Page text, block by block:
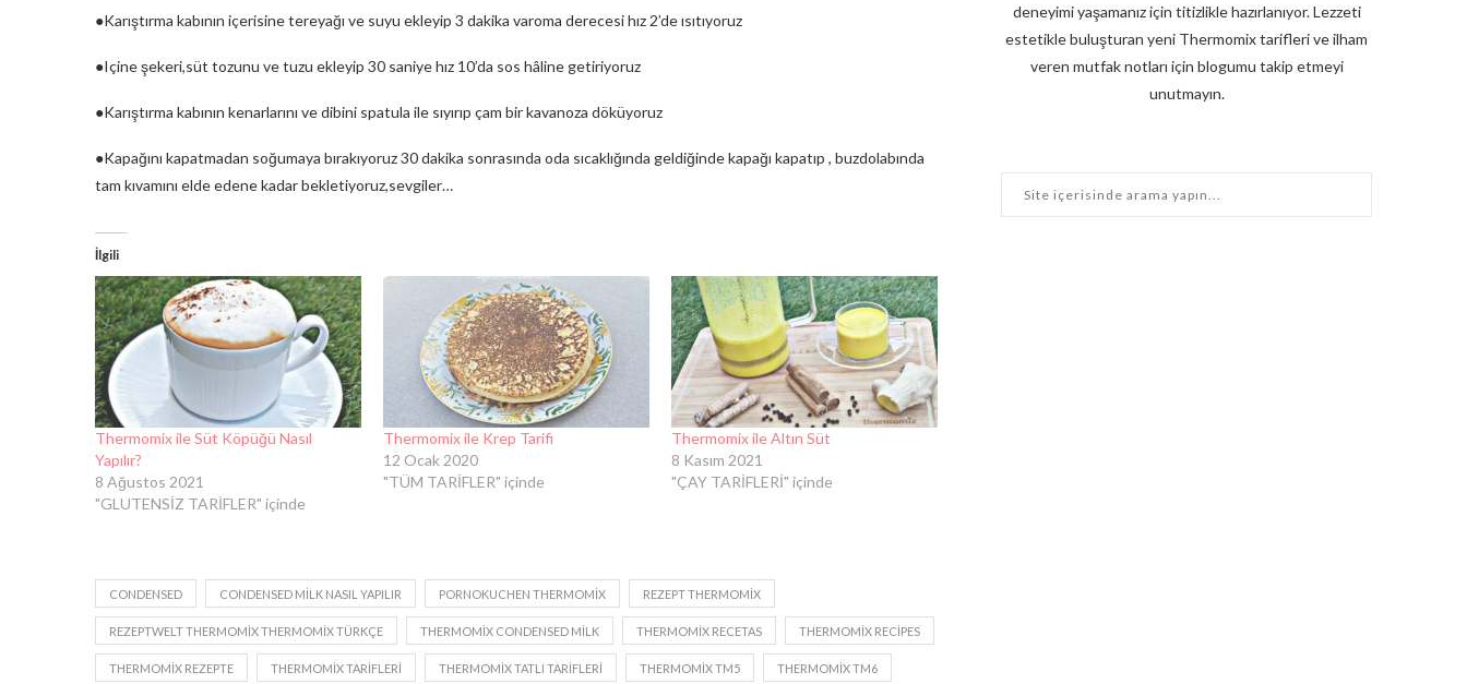
●Karıştırma kabının içerisine tereyağı ve suyu ekleyip 3 dakika varoma derecesi hız 2’de ısıtıyoruz
●Içine şekeri,süt tozunu ve tuzu ekleyip 30 saniye hız 10’da sos hâline getiriyoruz
●Karıştırma kabının kenarlarını ve dibini spatula ile sıyırıp çam bir kavanoza döküyoruz
●Kapağını kapatmadan soğumaya bırakıyoruz 30 dakika sonrasında oda sıcaklığında geldiğinde kapağı kapatıp , buzdolabında
tam kıvamını elde edene kadar bekletiyoruz,sevgiler…
İlgili
Thermomix ile Süt Köpüğü Nasıl
Yapılır?
8 Ağustos 2021
"GLUTENSİZ TARİFLER" içinde
Thermomix ile Krep Tarifi
12 Ocak 2020
"TÜM TARİFLER" içinde
Thermomix ile Altın Süt
8 Kasım 2021
"ÇAY TARİFLERİ" içinde
CONDENSED CONDENSED MILK NASIL YAPILIR PORNOKUCHEN THERMOMIX REZEPT THERMOMIX
REZEPTWELT THERMOMIX THERMOMIX TÜRKÇE THERMOMIX CONDENSED MILK THERMOMIX RECETAS THERMOMIX RECIPES
THERMOMIX REZEPTE THERMOMIX TARIFLERI THERMOMIX TATLI TARIFLERI THERMOMIX TM5 THERMOMIX TM6
deneyimi yaşamanız için titizlikle hazırlanıyor. Lezzeti
estetikle buluşturan yeni Thermomix tarifleri ve ilham
veren mutfak notları için blogumu takip etmeyi
unutmayın.